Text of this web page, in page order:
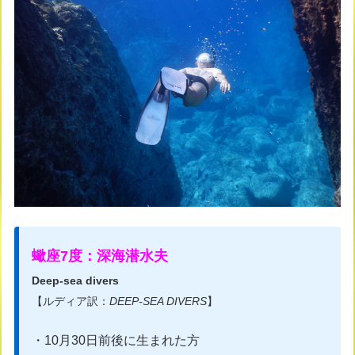
蠍座7度：深海潜水夫
Deep-sea divers
【ルディア訳：DEEP-SEA DIVERS】
・10月30日前後に生まれた方